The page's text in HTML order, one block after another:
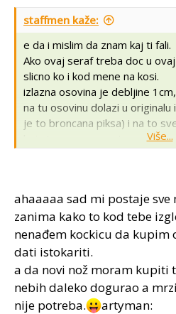
staffmen kaže:
e da i mislim da znam kaj ti fali.
Ako ovaj seraf treba doc u
slicno ko i kod mene na kosi.
izlazna osovina je debljine
na tu osovinu dolazi u
je to broncana piksa) i na to
koja tocno pase u utor na nozu.
vodoravno.
Poslikam ti sutra pa ces vidjet
Više...
ahaaaaa sad mi postaje
zanima kako to kod tebe
nenađem kockicu da kupim
dati istokariti.
a da novi nož moram kupiti
nebih daleko dogurao a
nije potreba.
artyman: